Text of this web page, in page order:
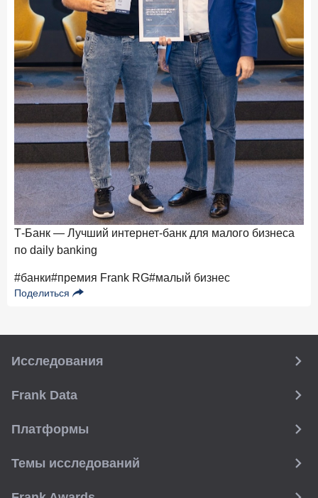
Т-Банк — Лучший интернет-банк для малого бизнеса
по daily banking
#банки#премия Frank RG#малый бизнес
Поделиться
Исследования
Frank Data
Платформы
Темы исследований